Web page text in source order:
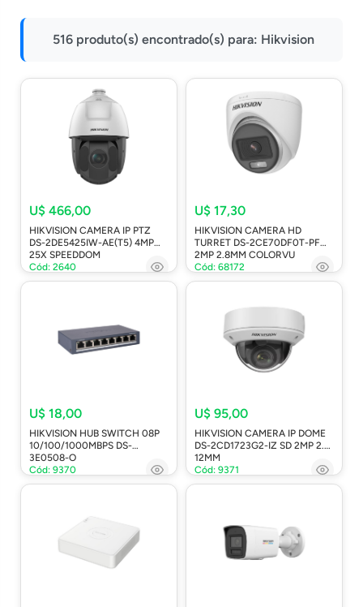
Onu Epon
Ferramentas-Tools
516 produto(s) encontrado(s) para: Hikvision
U$ 466,00
HIKVISION CAMERA IP PTZ
DS-2DE5425IW-AE(T5) 4MP
25X SPEEDDOM
Cód: 2640
U$ 17,30
HIKVISION CAMERA HD
TURRET DS-2CE70DF0T-PF
2MP 2.8MM COLORVU
Cód: 68172
U$ 18,00
HIKVISION HUB SWITCH 08P
10/100/1000MBPS DS-
3E0508-O
Cód: 9370
U$ 95,00
HIKVISION CAMERA IP DOME
DS-2CD1723G2-IZ SD 2MP 2.8-
12MM
Cód: 9371